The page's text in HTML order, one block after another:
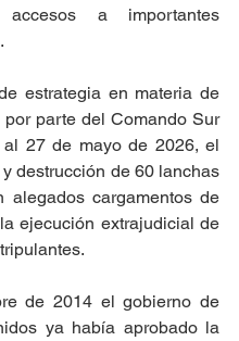
accesos a importantes
estrategia en materia de
por parte del Comando Sur
al 27 de mayo de 2026, el
destrucción de 60 lanchas
alegados cargamentos de
ejecución extrajudicial de
de 2014 el gobierno de
ya había aprobado la